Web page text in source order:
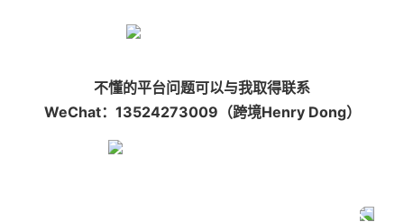
不懂的平台问题可以与我取得联系
WeChat：13524273009（跨境Henry Dong）